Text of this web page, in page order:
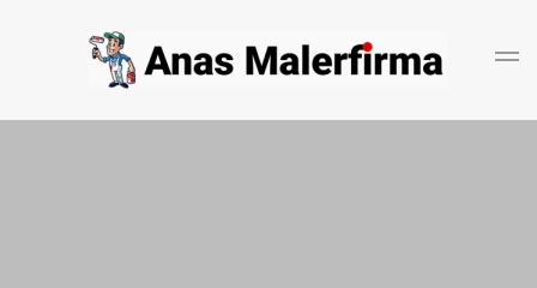
Gå til hovedindhold